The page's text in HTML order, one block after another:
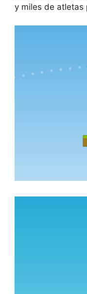
y miles de atletas